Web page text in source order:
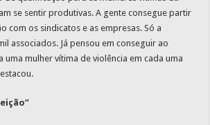
se sentir produtivas. A gente consegue partir
com os sindicatos e as empresas. Só a
associados. Já pensou em conseguir ao
uma mulher vítima de violência em cada uma